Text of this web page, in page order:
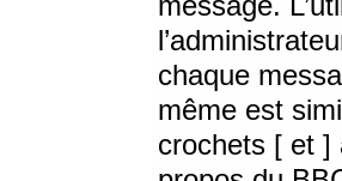
chaque
même est
crochets [ et ]